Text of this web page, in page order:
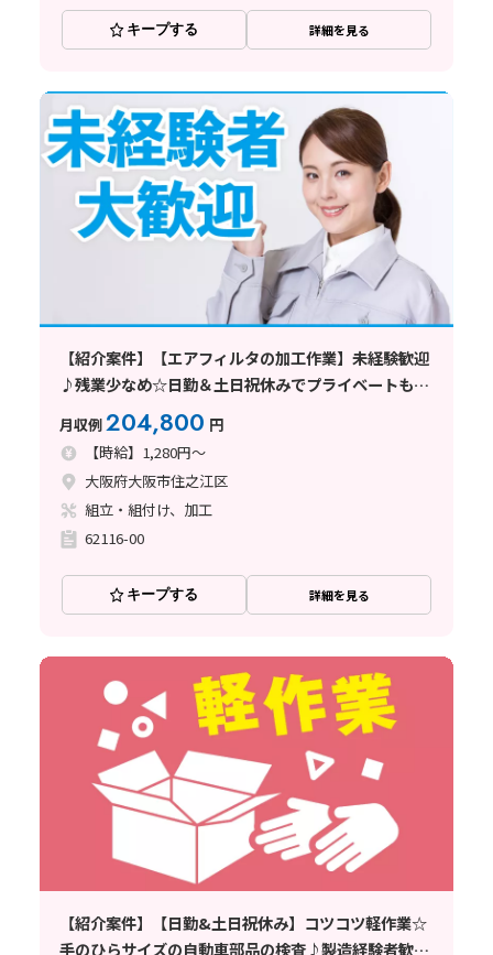
キープする 詳細を見る
【紹介案件】【エアフィルタの加工作業】未経験歓迎
♪残業少なめ☆日勤＆土日祝休みでプライベートも充
月収例204,800 円
【時給】1,280円～
大阪府大阪市住之江区
組立・組付け、加工
62116-00
キープする 詳細を見る
【紹介案件】【日勤&土日祝休み】コツコツ軽作業☆
手のひらサイズの自動車部品の検査♪製造経験者歓迎